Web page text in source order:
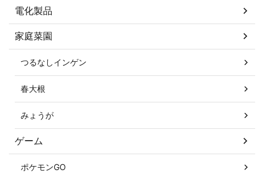
電化製品
家庭菜園
つるなしインゲン
春大根
みょうが
ゲーム
ポケモンGO